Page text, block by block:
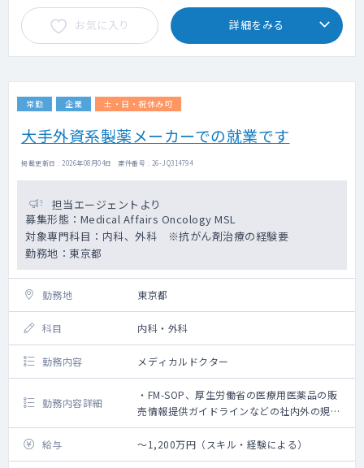
This Role May Be For You If:
You are passionate about oncology and
have deep knowledge in lung cancer, solid
organization and enjoy building
relationships in academic and clinical
You have excellent communication skills
and are fluent in both Japanese and
and clinical trials, and possess a strong
commitment to compliance.
You are comfortable traveling 30–50% of
attend conferences.
Area & Product Knowledge)
3. チーム間の協力を促進する能力(Foster
collaboration)
4. 科学的専門知識によりサイエンティフィッ
5. コアビジネスにおけるグローバルコミュニ
ローバル戦略を国内戦略にカスタマイズする
英語のスピーキング、ライティング力を要す
6. 業界および地域（日本）のさまざまなコン
プライアンスルールおよびコードを理解し、
コンプライアンスを遵守する
ーダーシップ
お気に入り 詳細をみる
常勤 企業 土・日・祝休み可
大手外資系製薬メーカーでの就業です
掲載更新日 : 2026年08月04日 案件番号 : 26-JQ314794
担当エージェントより
募集形態：Medical Affairs Oncology MSL
対象専門科目：内科、外科 ※抗がん剤治療の経験要
勤務地：東京都
勤務地 東京都
科目 内科・外科
勤務内容 メディカルドクター
勤務内容詳細
・FM-SOP、厚生労働省の医療用医薬品の販
売情報提供ガイドラインなどの社内外の規制
に沿った、SL/KDMとのScientific Exchange
・SL/KDMの依頼に応じた、最新科学情報、
MISP等に関わる情報提供
給与 ～1,200万円（スキル・経験による）